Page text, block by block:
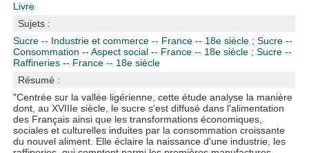
Livre
Sujets :
Sucre -- Industrie et commerce -- France -- 18e siècle ;Sucre --
Consommation -- Aspect social -- France -- 18e siècle ;Sucre --
Raffineries -- France -- 18e siècle
Résumé :
"Centrée sur la vallée ligérienne, cette étude analyse la manière
dont, au XVIIIe siècle, le sucre s'est diffusé dans l'alimentation
des Français ainsi que les transformations économiques,
sociales et culturelles induites par la consommation croissante
du nouvel aliment. Elle éclaire la naissance d'une industrie, les